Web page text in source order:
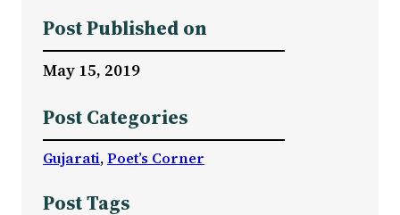
Post Published on
May 15, 2019
Post Categories
Gujarati, Poet’s Corner
Post Tags